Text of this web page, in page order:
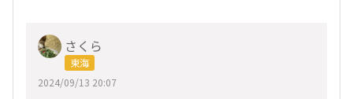
さくら
東海
2024/09/13 20:07